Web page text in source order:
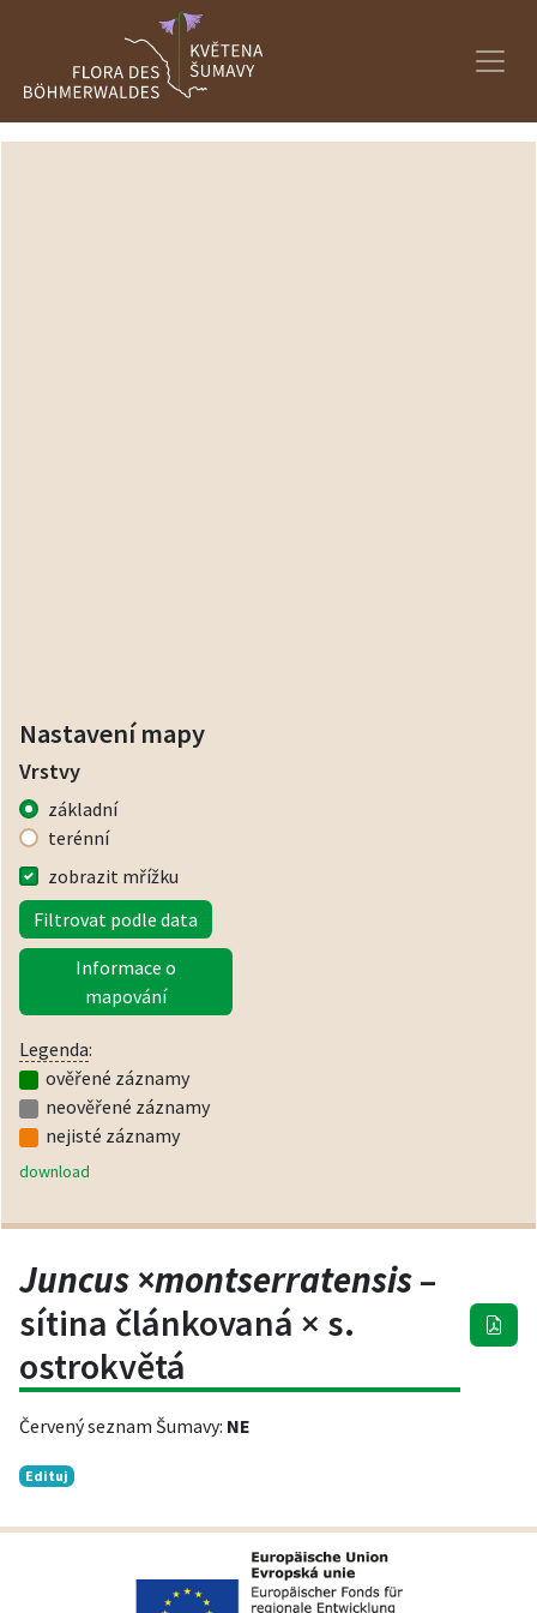
Nastavení mapy
Vrstvy
základní
terénní
zobrazit mřížku
Filtrovat podle data
Informace o
mapování
Legenda:
ověřené záznamy
neověřené záznamy
nejisté záznamy
download
Juncus ×montserratensis–
sítina článkovaná × s.
ostrokvětá
Červený seznam Šumavy: NE
Edituj